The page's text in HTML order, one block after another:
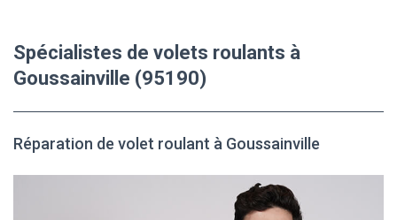
Spécialistes de volets roulants à
Goussainville (95190)
Réparation de volet roulant à Goussainville